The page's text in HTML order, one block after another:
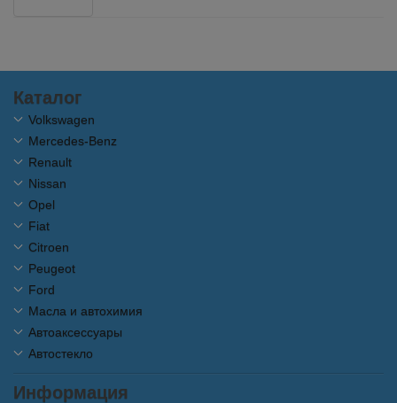
Каталог
Volkswagen
Mercedes-Benz
Renault
Nissan
Opel
Fiat
Citroen
Peugeot
Ford
Масла и автохимия
Автоаксессуары
Автостекло
Информация